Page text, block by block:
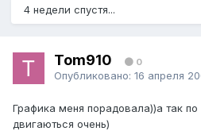
4 недели спустя...
Tom910 0
Опубликовано: 16 апреля
Графика меня порадовала))а так
двигаються очень)